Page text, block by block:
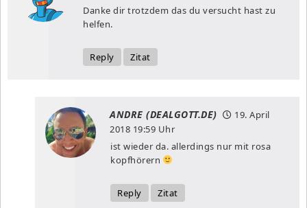
Danke dir trotzdem das du versucht hast zu
helfen.
Reply Zitat
ANDRE (DEALGOTT.DE)
19. April
2018 19:59 Uhr
ist wieder da. allerdings nur mit rosa
kopfhörern
Reply Zitat